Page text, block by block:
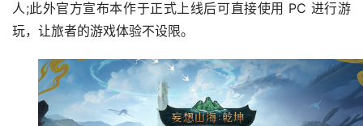
人;此外官方宣布本作于正式上线后可直接使用 PC 进行游
玩，让旅者的游戏体验不设限。